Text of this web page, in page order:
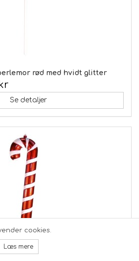
rød med hvidt glitter
Se detaljer
cookies.
Læs mere